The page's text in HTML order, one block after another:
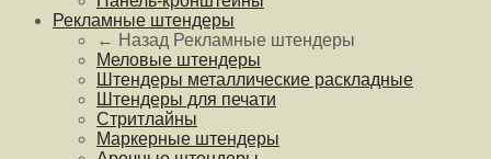
Рекламные штендеры
← Назад Рекламные штендеры
Меловые штендеры
Штендеры металлические раскладные
Штендеры для печати
Стритлайны
Маркерные штендеры